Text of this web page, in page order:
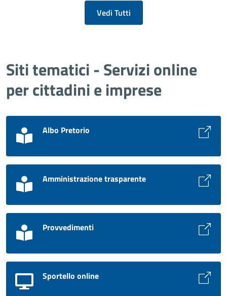
Vedi Tutti
Siti tematici - Servizi online
per cittadini e imprese
Albo Pretorio
Amministrazione trasparente
Provvedimenti
Sportello online